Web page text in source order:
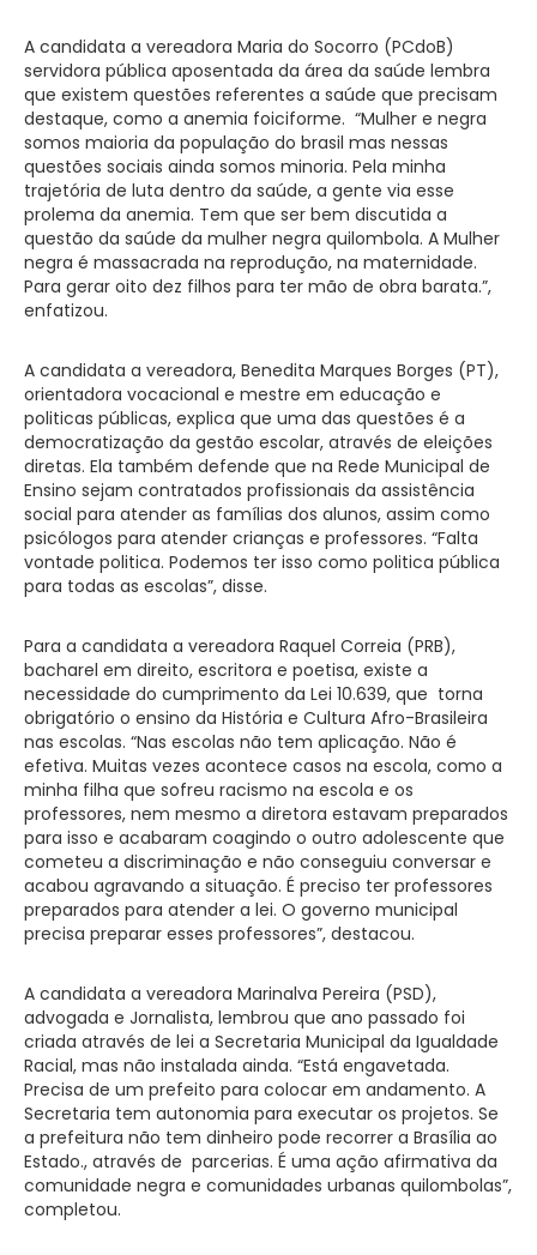
A candidata a vereadora Maria do Socorro (PCdoB)
servidora pública aposentada da área da saúde lembra
que existem questões referentes a saúde que precisam
destaque, como a anemia foiciforme. “Mulher e negra
somos maioria da população do brasil mas nessas
questões sociais ainda somos minoria. Pela minha
trajetória de luta dentro da saúde, a gente via esse
prolema da anemia. Tem que ser bem discutida a
questão da saúde da mulher negra quilombola. A Mulher
negra é massacrada na reprodução, na maternidade.
Para gerar oito dez filhos para ter mão de obra barata.”,
enfatizou.
A candidata a vereadora, Benedita Marques Borges (PT),
orientadora vocacional e mestre em educação e
politicas públicas, explica que uma das questões é a
democratização da gestão escolar, através de eleições
diretas. Ela também defende que na Rede Municipal de
Ensino sejam contratados profissionais da assistência
social para atender as famílias dos alunos, assim como
psicólogos para atender crianças e professores. “Falta
vontade politica. Podemos ter isso como politica pública
para todas as escolas”, disse.
Para a candidata a vereadora Raquel Correia (PRB),
bacharel em direito, escritora e poetisa, existe a
necessidade do cumprimento da Lei 10.639, que torna
obrigatório o ensino da História e Cultura Afro-Brasileira
nas escolas. “Nas escolas não tem aplicação. Não é
efetiva. Muitas vezes acontece casos na escola, como a
minha filha que sofreu racismo na escola e os
professores, nem mesmo a diretora estavam preparados
para isso e acabaram coagindo o outro adolescente que
cometeu a discriminação e não conseguiu conversar e
acabou agravando a situação. É preciso ter professores
preparados para atender a lei. O governo municipal
precisa preparar esses professores”, destacou.
A candidata a vereadora Marinalva Pereira (PSD),
advogada e Jornalista, lembrou que ano passado foi
criada através de lei a Secretaria Municipal da Igualdade
Racial, mas não instalada ainda. “Está engavetada.
Precisa de um prefeito para colocar em andamento. A
Secretaria tem autonomia para executar os projetos. Se
a prefeitura não tem dinheiro pode recorrer a Brasília ao
Estado., através de parcerias. É uma ação afirmativa da
comunidade negra e comunidades urbanas quilombolas”,
completou.